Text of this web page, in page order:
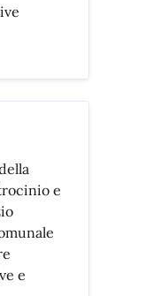
e
e